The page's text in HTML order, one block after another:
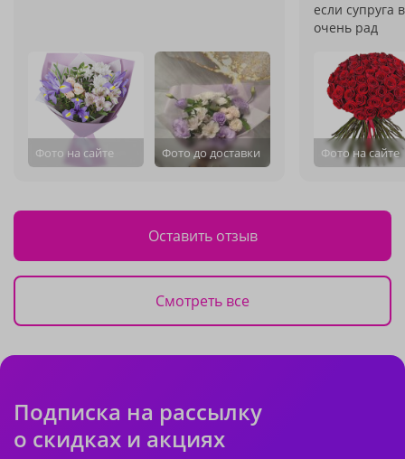
Фото на сайте Фото до доставки
если супруга
очень рад
Фото на сайте
Оставить отзыв
Смотреть все
Подписка на рассылку
о скидках и акциях